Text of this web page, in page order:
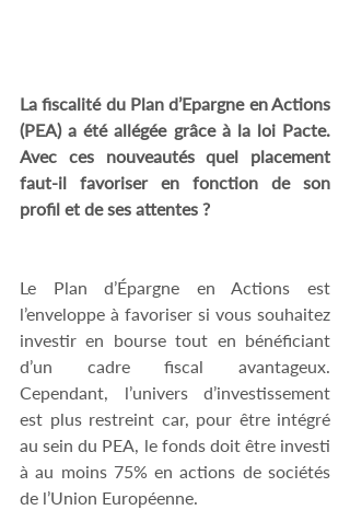
La fiscalité du Plan d’Epargne en Actions
(PEA) a été allégée grâce à la loi Pacte.
Avec ces nouveautés quel placement
faut-il favoriser en fonction de son
profil et de ses attentes ?
Le Plan d’Épargne en Actions est
l’enveloppe à favoriser si vous souhaitez
investir en bourse tout en bénéficiant
d’un cadre fiscal avantageux.
Cependant, l’univers d’investissement
est plus restreint car, pour être intégré
au sein du PEA, le fonds doit être investi
à au moins 75% en actions de sociétés
de l’Union Européenne.